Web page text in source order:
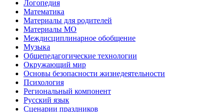
Логопедия
Математика
Материалы для родителей
Материалы МО
Междисциплинарное обобщение
Музыка
Общепедагогические технологии
Окружающий мир
Основы безопасности жизнедеятельности
Психология
Региональный компонент
Русский язык
Сценарии праздников